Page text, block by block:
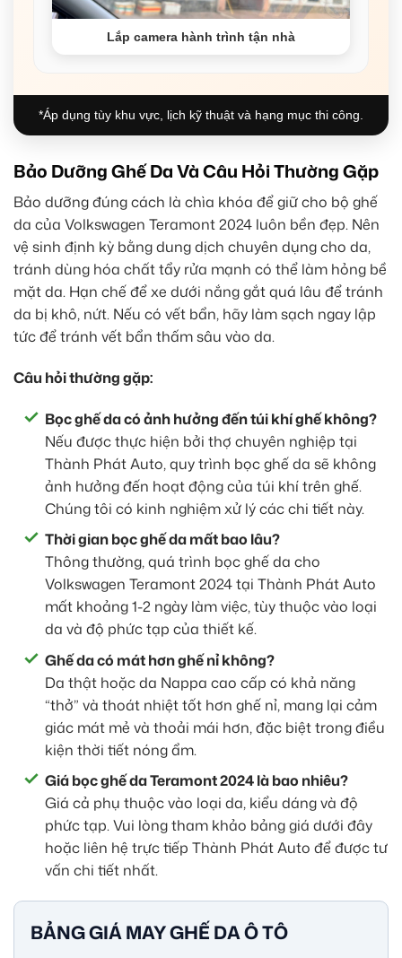
Lắp camera hành trình tận nhà
*Áp dụng tùy khu vực, lịch kỹ thuật và hạng mục thi công.
Bảo Dưỡng Ghế Da Và Câu Hỏi Thường Gặp
Bảo dưỡng đúng cách là chìa khóa để giữ cho bộ ghế
da của Volkswagen Teramont 2024 luôn bền đẹp. Nên
vệ sinh định kỳ bằng dung dịch chuyên dụng cho da,
tránh dùng hóa chất tẩy rửa mạnh có thể làm hỏng bề
mặt da. Hạn chế để xe dưới nắng gắt quá lâu để tránh
da bị khô, nứt. Nếu có vết bẩn, hãy làm sạch ngay lập
tức để tránh vết bẩn thấm sâu vào da.
Câu hỏi thường gặp:
Bọc ghế da có ảnh hưởng đến túi khí ghế không?
Nếu được thực hiện bởi thợ chuyên nghiệp tại
Thành Phát Auto, quy trình bọc ghế da sẽ không
ảnh hưởng đến hoạt động của túi khí trên ghế.
Chúng tôi có kinh nghiệm xử lý các chi tiết này.
Thời gian bọc ghế da mất bao lâu?
Thông thường, quá trình bọc ghế da cho
Volkswagen Teramont 2024 tại Thành Phát Auto
mất khoảng 1-2 ngày làm việc, tùy thuộc vào loại
da và độ phức tạp của thiết kế.
Ghế da có mát hơn ghế nỉ không?
Da thật hoặc da Nappa cao cấp có khả năng
“thở” và thoát nhiệt tốt hơn ghế nỉ, mang lại cảm
giác mát mẻ và thoải mái hơn, đặc biệt trong điều
kiện thời tiết nóng ẩm.
Giá bọc ghế da Teramont 2024 là bao nhiêu?
Giá cả phụ thuộc vào loại da, kiểu dáng và độ
phức tạp. Vui lòng tham khảo bảng giá dưới đây
hoặc liên hệ trực tiếp Thành Phát Auto để được tư
vấn chi tiết nhất.
BẢNG GIÁ MAY GHẾ DA Ô TÔ